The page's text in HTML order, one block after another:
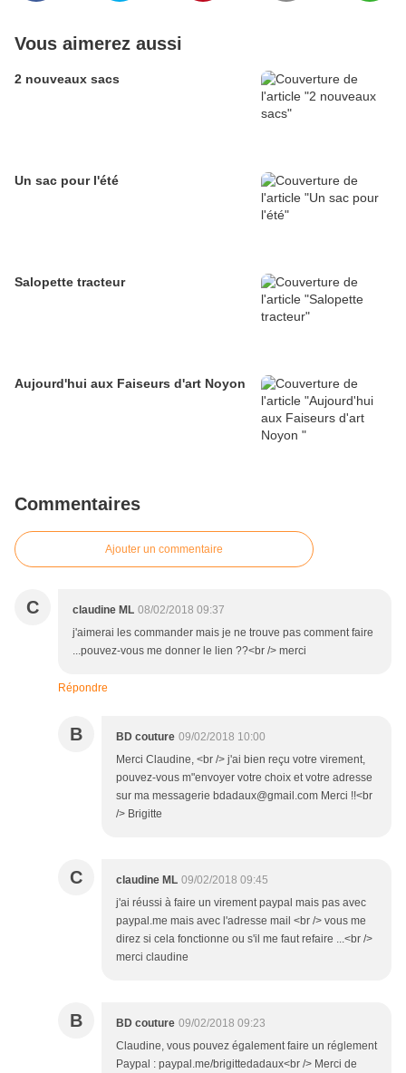
Vous aimerez aussi
2 nouveaux sacs
Un sac pour l'été
Salopette tracteur
Aujourd'hui aux Faiseurs d'art Noyon
Commentaires
Ajouter un commentaire
C claudine ML 08/02/2018 09:37
j'aimerai les commander mais je ne trouve pas comment faire
...pouvez-vous me donner le lien ??<br /> merci
Répondre
B BD couture 09/02/2018 10:00
Merci Claudine, <br /> j'ai bien reçu votre virement,
pouvez-vous m"envoyer votre choix et votre adresse
sur ma messagerie bdadaux@gmail.com Merci !!<br
/> Brigitte
C claudine ML 09/02/2018 09:45
j'ai réussi à faire un virement paypal mais pas avec
paypal.me mais avec l'adresse mail <br /> vous me
direz si cela fonctionne ou s'il me faut refaire ...<br />
merci claudine
B BD couture 09/02/2018 09:23
Claudine, vous pouvez également faire un réglement
Paypal : paypal.me/brigittedadaux<br /> Merci de